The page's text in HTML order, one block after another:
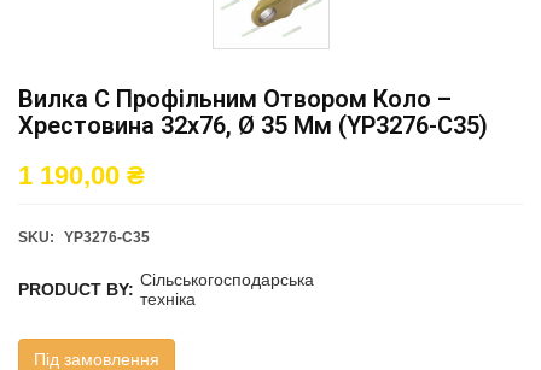
Вилка С Профільним Отвором Коло –
Хрестовина 32х76, Ø 35 Мм (YP3276-C35)
1 190,00 ₴
SKU: YP3276-C35
PRODUCT BY: Сільськогосподарська
техніка
Під замовлення